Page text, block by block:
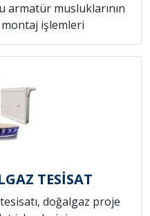
armatür musluklarının
işlemleri
TESİSAT
doğalgaz proje